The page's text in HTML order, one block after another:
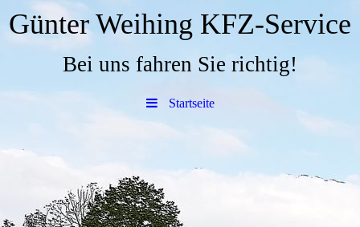
Günter Weihing KFZ-Service
Bei uns fahren Sie richtig!
Startseite